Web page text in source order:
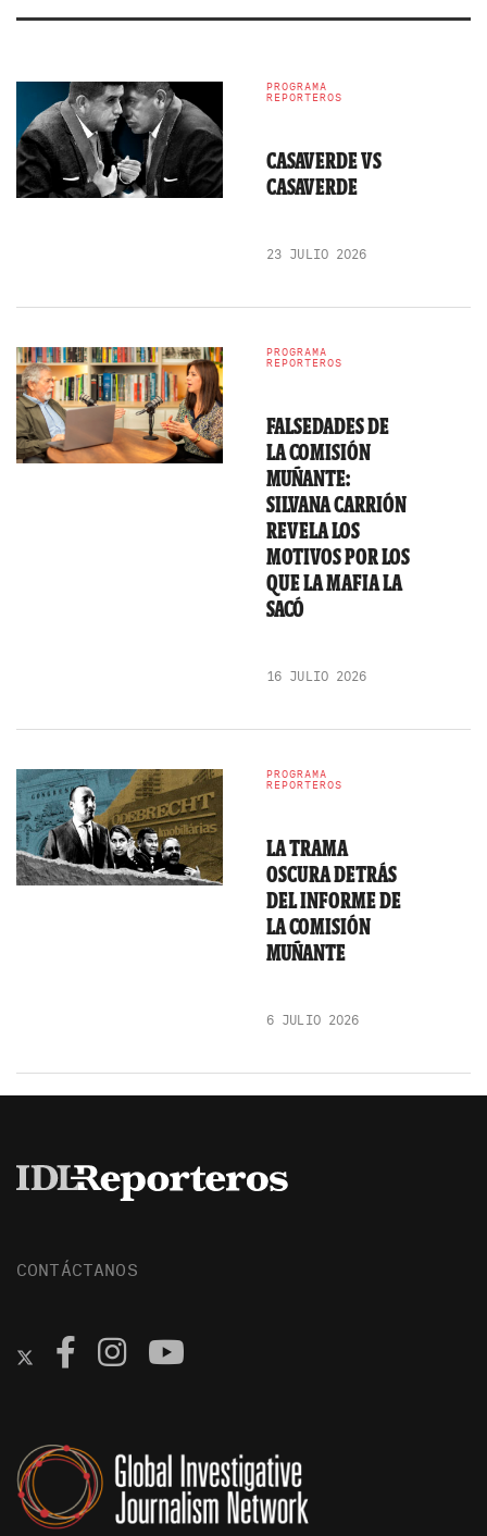
PROGRAMA
REPORTEROS
CASAVERDE VS
CASAVERDE
23 JULIO 2026
PROGRAMA
REPORTEROS
FALSEDADES DE
LA COMISIÓN
MUÑANTE:
SILVANA CARRIÓN
REVELA LOS
MOTIVOS POR LOS
QUE LA MAFIA LA
SACÓ
16 JULIO 2026
PROGRAMA
REPORTEROS
LA TRAMA
OSCURA DETRÁS
DEL INFORME DE
LA COMISIÓN
MUÑANTE
6 JULIO 2026
CONTÁCTANOS